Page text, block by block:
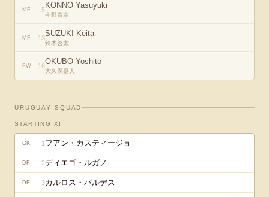
MF 5KONNO Yasuyuki
今野泰幸
MF 13SUZUKI Keita
鈴木啓太
FW 16OKUBO Yoshito
大久保嘉人
URUGUAY SQUAD
STARTING XI
GK 1 フアン・カスティージョ
DF 2ディエゴ・ルガノ
DF 3カルロス・バルデス